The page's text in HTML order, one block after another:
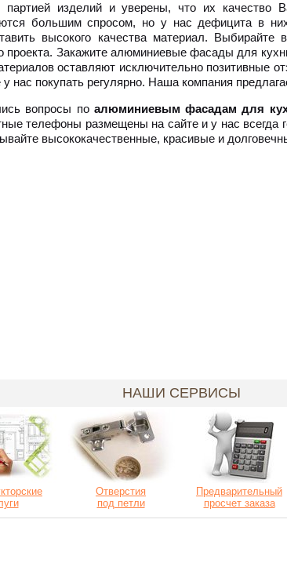
партией изделий и уверены, что их качество
большим спросом, но у нас дефицита в
высокого качества материал.
проекта. Закажите алюминиевые фасады для
оставляют исключительно позитивные
нас покупать регулярно. Наша компания
вопросы по алюминиевым фасадам для
телефоны размещены на сайте и у нас всегда
высококачественные, красивые и
НАШИ СЕРВИСЫ
Отверстия
под петли
Предварительный
просчет заказа